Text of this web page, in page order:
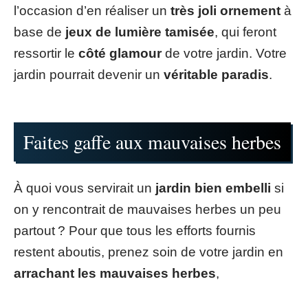
l’occasion d’en réaliser un très joli ornement à
base de jeux de lumière tamisée, qui feront
ressortir le côté glamourde votre jardin. Votre
jardin pourrait devenir un véritable paradis.
Faites gaffe aux mauvaises herbes
À quoi vous servirait un jardin bien embelli si
on y rencontrait de mauvaises herbes un peu
partout ? Pour que tous les efforts fournis
restent aboutis, prenez soin de votre jardin en
arrachant les mauvaises herbes,